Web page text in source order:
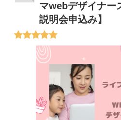
マwebデザイナー
説明会申込み】